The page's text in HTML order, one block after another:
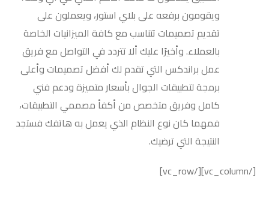
ويقومون برفعه على بلاي استور، ويعملون على
تقديم تصميمات تتناسب مع كافة الميزانيات الخاصة
بالعملاء. وأخيرًا عليك ألا تتردد في التواصل مع فريق
عمل براندكس التي تقدم لك أفضل تصميمات وأعلى
برمجة لتطبيقات الجوال بأسعار متميزة ودعم فني
كامل وفريق متخصص من أكفأ مصممي التطبيقات،
فمهما كان نوع النظام الذي يعمل به هاتفك فستجد
النتيجة التي ترضيك.
[/vc_column][/vc_row]